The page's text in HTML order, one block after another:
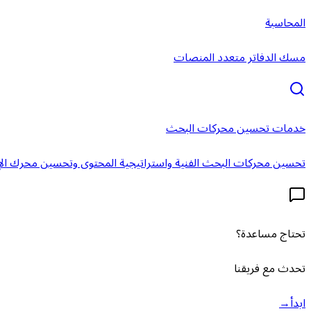
المحاسبة
مسك الدفاتر متعدد المنصات
خدمات تحسين محركات البحث
تحسين محركات البحث الفنية واستراتيجية المحتوى وتحسين محرك
تحتاج مساعدة؟
تحدث مع فريقنا
ابدأ→